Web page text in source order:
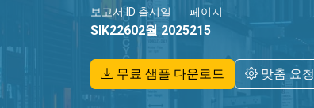
보고서 ID
SIK2260
출시일
2월 2025
페이지
215
무료 샘플 다운로드 맞춤 요청